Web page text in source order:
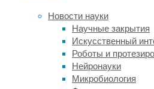
Новости науки
Научные закрытия
Искусственный
Роботы и
Нейронауки
Микробиология
ранее.
Клетки-
предшественники
олигодендроцитов
(OPC)